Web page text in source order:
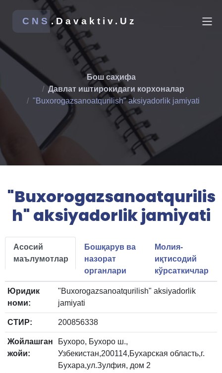
CNS.Davaktiv.Uz
Бош саҳифа
Давлат иштирокидаги корхоналар
"Buxorogazsanoatqurilish" aksiyadorlik jamiyati
"Buxorogazsanoatqurilis
h" aksiyadorlik jamiyati
Асосий
маълумотлар
Бошқарув ва
назорат
органлари
Молия-
иқтисодий
кўрсаткичлар
Юридик
номи:
"Buxorogazsanoatqurilish" aksiyadorlik
jamiyati
СТИР: 200856338
Жойлашган
жойи:
Бухоро, Бухоро ш.,
Узбекистан,200114,Бухарская область,г.
Бухара,ул.Зулфия, дом 2